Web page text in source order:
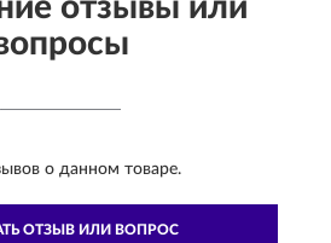
о данном товаре.
ОТЗЫВ ИЛИ ВОПРОС